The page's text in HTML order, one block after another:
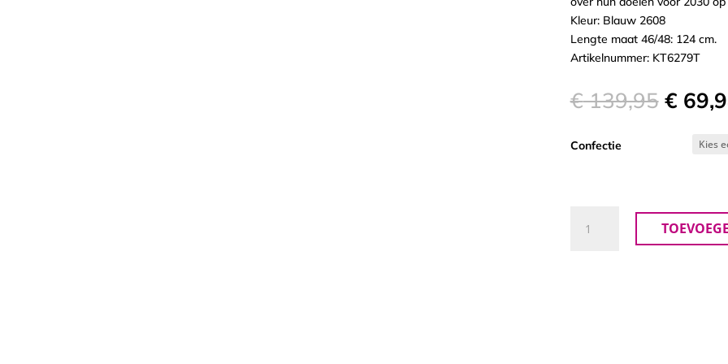
Kleur: Blauw 2608
Lengte maat 46/48: 124 cm.
Artikelnummer: KT6279T
€139,95
was:
€
€
Confectie
Circle